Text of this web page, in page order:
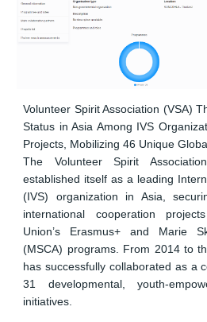
Volunteer Spirit Association (VSA)
Status in Asia Among IVS
Projects, Mobilizing 46 Unique
The Volunteer Spirit
established itself as a leading
(IVS) organization in Asia,
international cooperation
Union’s Erasmus+ and Marie
(MSCA) programs. From 2014 to
has successfully collaborated as a
31 developmental, youth-
initiatives.